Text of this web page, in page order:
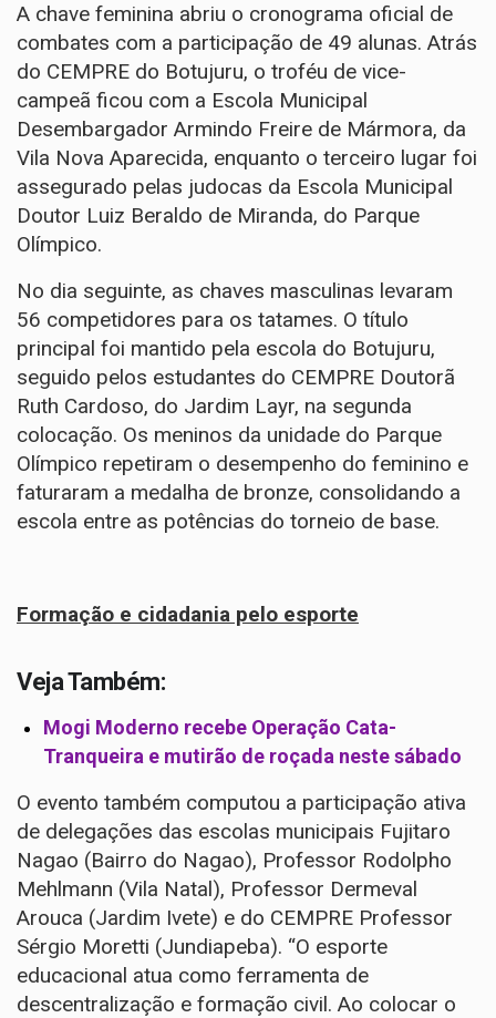
A chave feminina abriu o cronograma oficial de
combates com a participação de 49 alunas. Atrás
do CEMPRE do Botujuru, o troféu de vice-
campeã ficou com a Escola Municipal
Desembargador Armindo Freire de Mármora, da
Vila Nova Aparecida, enquanto o terceiro lugar foi
assegurado pelas judocas da Escola Municipal
Doutor Luiz Beraldo de Miranda, do Parque
Olímpico.
No dia seguinte, as chaves masculinas levaram
56 competidores para os tatames. O título
principal foi mantido pela escola do Botujuru,
seguido pelos estudantes do CEMPRE Doutorã
Ruth Cardoso, do Jardim Layr, na segunda
colocação. Os meninos da unidade do Parque
Olímpico repetiram o desempenho do feminino e
faturaram a medalha de bronze, consolidando a
escola entre as potências do torneio de base.
Formação e cidadania pelo esporte
Veja Também:
Mogi Moderno recebe Operação Cata-
Tranqueira e mutirão de roçada neste sábado
O evento também computou a participação ativa
de delegações das escolas municipais Fujitaro
Nagao (Bairro do Nagao), Professor Rodolpho
Mehlmann (Vila Natal), Professor Dermeval
Arouca (Jardim Ivete) e do CEMPRE Professor
Sérgio Moretti (Jundiapeba). “O esporte
educacional atua como ferramenta de
descentralização e formação civil. Ao colocar o